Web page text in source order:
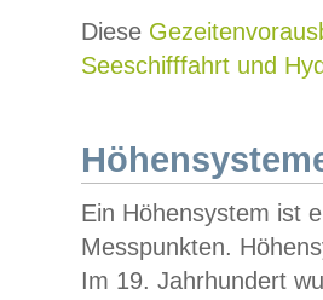
Diese
Seeschifffahrt und
Ein Höhensystem ist
Messpunkten.
Im 19. Jahrhundert